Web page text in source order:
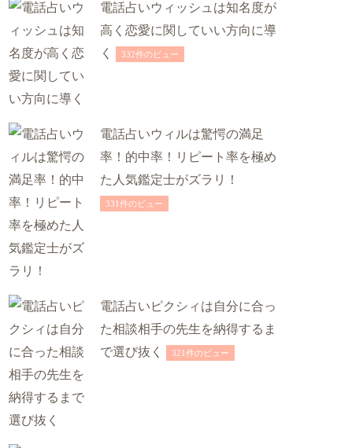
電話占いウィッシュは知名度が
高く恋愛に関していい方向に導
く
332件のビュー
電話占いウィルは驚愕の満足
率！的中率！リピート率を極め
た人気鑑定士がズラリ！
331件のビュー
電話占いピクシィは自分に合っ
た相談相手の先生を納得するま
で選び抜く
321件のビュー